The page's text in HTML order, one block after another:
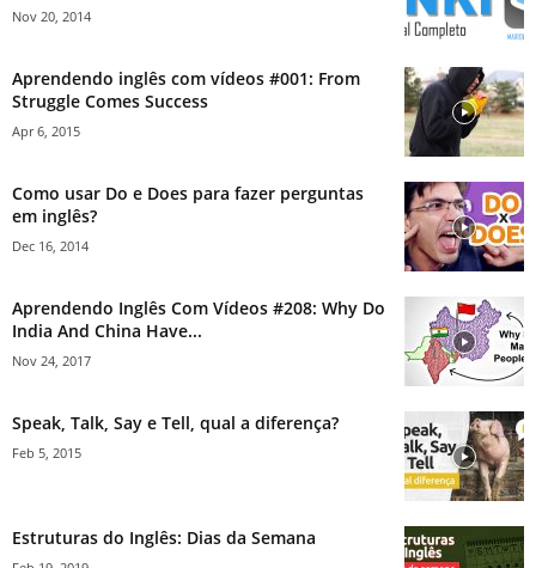
Nov 20, 2014
Aprendendo inglês com vídeos #001: From
Struggle Comes Success
Apr 6, 2015
Como usar Do e Does para fazer perguntas
em inglês?
Dec 16, 2014
Aprendendo Inglês Com Vídeos #208: Why Do
India And China Have...
Nov 24, 2017
Speak, Talk, Say e Tell, qual a diferença?
Feb 5, 2015
Estruturas do Inglês: Dias da Semana